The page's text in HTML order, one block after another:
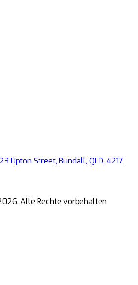
Upton Street, Bundall, QLD, 4217
. Alle Rechte vorbehalten